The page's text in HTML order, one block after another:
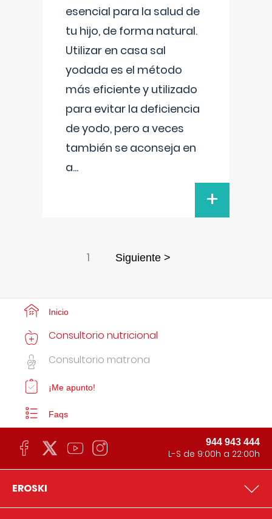
esencial para la salud de
tu hijo, de forma natural.
Utilizar en casa sal
yodada es el método
más eficiente y utilizado
para evitar la deficiencia
de yodo, pero a veces
también se aconseja en
a...
+
1 Siguiente >
Inicio
Consultorio nutricional
Consultorio matrona
¡Me apunto!
Faqs
944 943 444
L-S de 9:00h a 22:00h
EROSKI